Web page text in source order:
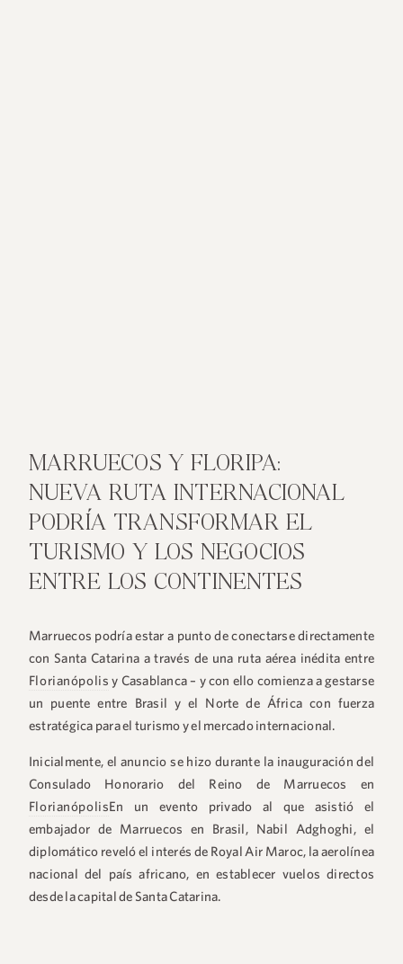
MARRUECOS Y FLORIPA:
NUEVA RUTA INTERNACIONAL
PODRÍA TRANSFORMAR EL
TURISMO Y LOS NEGOCIOS
ENTRE LOS CONTINENTES
Marruecos podría estar a punto de conectarse directamente
con Santa Catarina a través de una ruta aérea inédita entre
Florianópolis y Casablanca– y con ello comienza a gestarse
un puente entre Brasil y el Norte de África con fuerza
estratégica para el turismo y el mercado internacional.
Inicialmente, el anuncio se hizo durante la inauguración del
Consulado Honorario del Reino de Marruecos en
FlorianópolisEn un evento privado al que asistió el
embajador de Marruecos en Brasil, Nabil Adghoghi, el
diplomático reveló el interés de Royal Air Maroc, la aerolínea
nacional del país africano, en establecer vuelos directos
desde la capital de Santa Catarina.